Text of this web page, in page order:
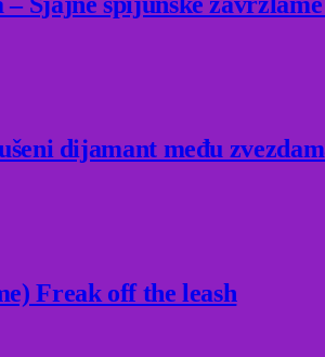
dijamant među
Freak off the leash